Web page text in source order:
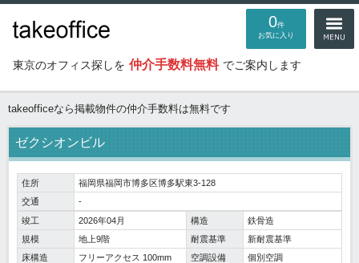
東京のオフィス探しを 仲介手数料無料 でご案内します
0件
お気に入り
takeofficeなら掲載物件の仲介手数料は無料です
ゼクシオンビル
住所
福岡県福岡市博多区博多駅東3-128
交通
-
竣工
2026年04月 構造
鉄骨造
規模
地上9階 耐震基準
新耐震基準
床構造
フリーアクセス 100mm 空調設備 個別空調